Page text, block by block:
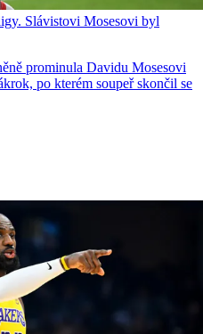
Slávistovi Mosesovi byl
prominula Davidu Mosesovi
po kterém soupeř skončil se